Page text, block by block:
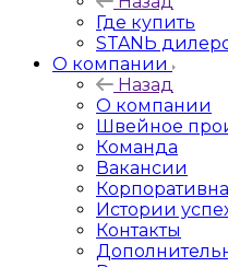
Где купить
STANЬ
О компании
Назад
О компании
Швейное
Команда
Вакансии
Истории
Контакты